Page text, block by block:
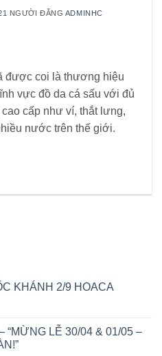
NGƯỜI ĐĂNG ADMINHC
được coi là thương hiệu
vực đồ da cá sấu với đủ
cấp như ví, thắt lưng,
nước trên thế giới.
KHÁNH 2/9 HOACA
“MỪNG LỄ 30/04 & 01/05 –